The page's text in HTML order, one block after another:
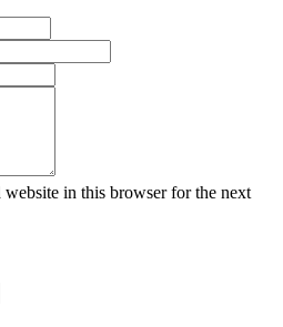
website in this browser for the next